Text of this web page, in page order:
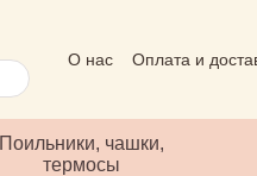
О нас Оплата и
Поильники, чашки,
термосы